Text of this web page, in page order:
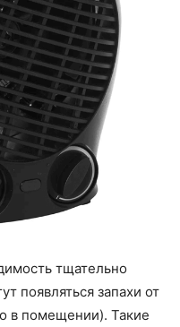
тщательно
появляться запахи от
в помещении). Такие